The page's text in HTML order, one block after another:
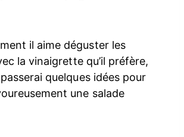
il aime déguster les
la vinaigrette qu’il préfère,
quelques idées pour
une salade